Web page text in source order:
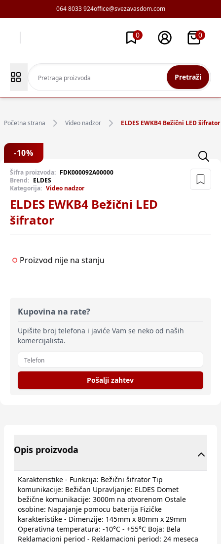
064 8033 924office@svezavasdom.com
0 0
Pretraži
Početna strana Video nadzor ELDES EWKB4 Bežični LED šifrator
-10%
Šifra proizvoda: FDK000092A00000
Brend: ELDES
Kategorija: Video nadzor
ELDES EWKB4 Bežični LED
šifrator
Proizvod nije na stanju
Kupovina na rate?
Upišite broj telefona i javiće Vam se neko od naših
komercijalista.
Pošalji zahtev
Opis proizvoda
Karakteristike - Funkcija: Bežični šifrator Tip
komunikacije: Bežičan Upravljanje: ELDES Domet
bežične komunikacije: 3000m na otvorenom Ostale
osobine: Napajanje pomocu baterija Fizičke
karakteristike - Dimenzije: 145mm x 80mm x 29mm
Operativna temperatura: -10°C - +55°C Boja: Bela
Reklamacioni period - Reklamacioni period: 24 meseca